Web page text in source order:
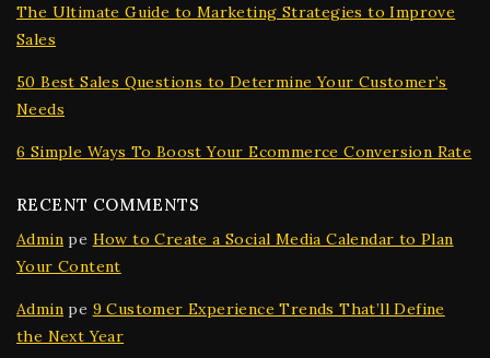
The Ultimate Guide to Marketing Strategies to Improve
Sales
50 Best Sales Questions to Determine Your Customer’s
Needs
6 Simple Ways To Boost Your Ecommerce Conversion Rate
RECENT COMMENTS
Admin pe How to Create a Social Media Calendar to Plan
Your Content
Admin pe 9 Customer Experience Trends That’ll Define
the Next Year